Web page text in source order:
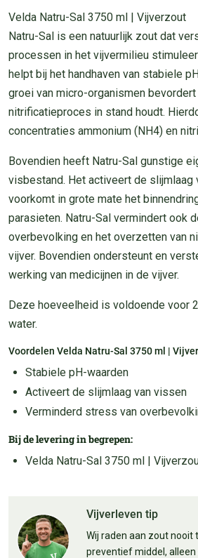
Velda Natru-Sal 3750 ml | Vijverzout
Natru-Sal is een natuurlijk zout dat
processen in het vijvermilieu
helpt bij het handhaven van stabiele
groei van micro-organismen bevordert
nitrificatieproces in stand houdt.
concentraties ammonium (NH4) en
Bovendien heeft Natru-Sal gunstige
visbestand. Het activeert de slijmlaag
voorkomt in grote mate het
parasieten. Natru-Sal vermindert ook
overbevolking en het overzetten van
vijver. Bovendien ondersteunt en
werking van medicijnen in de vijver.
Deze hoeveelheid is voldoende voor
water.
Voordelen Velda Natru-Sal 3750 ml |
Stabiele pH-waarden
Activeert de slijmlaag van vissen
Verminderd stress van
Bij de levering in begrepen:
Velda Natru-Sal 3750 ml |
Vijverleven tip
Wij raden aan zout nooit
preventief middel, alleen